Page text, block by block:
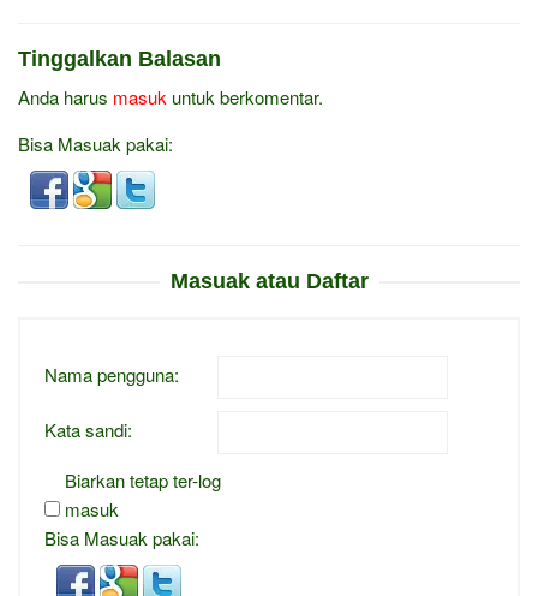
Tinggalkan Balasan
Anda harus masuk untuk berkomentar.
Bisa Masuak pakai:
Masuak atau Daftar
Nama pengguna:
Kata sandi:
Biarkan tetap ter-log
masuk
Bisa Masuak pakai: